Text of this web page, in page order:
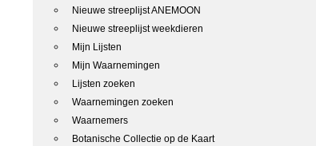
Nieuwe streeplijst ANEMOON
Nieuwe streeplijst weekdieren
Mijn Lijsten
Mijn Waarnemingen
Lijsten zoeken
Waarnemingen zoeken
Waarnemers
Botanische Collectie op de Kaart